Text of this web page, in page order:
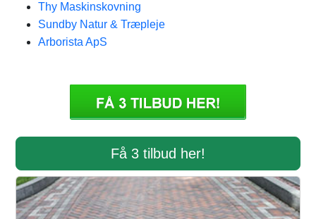
Thy Maskinskovning
Sundby Natur & Træpleje
Arborista ApS
Få 3 tilbud her!